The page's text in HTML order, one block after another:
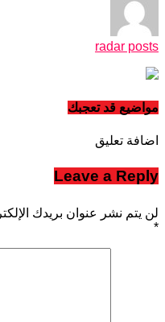
radar posts
مواضيع قد تعجبك
اضافة تعليق
Leave a Reply
لن يتم نشر عنوان بريدك
*